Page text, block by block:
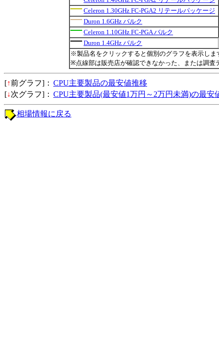
Celeron 1.30GHz FC-PGA2 リテールパッケージ
Duron 1.6GHz バルク
Celeron 1.10GHz FC-PGA バルク
Duron 1.4GHz バルク
※製品名をクリックすると個別のグラフを表示しま
※点線部は販売店が確認できなかった、または調査
[↑前グラフ]： CPU主要製品の最安値推移
[↓次グラフ]： CPU主要製品(最安値1万円～2万円未満)の最安
相場情報に戻る